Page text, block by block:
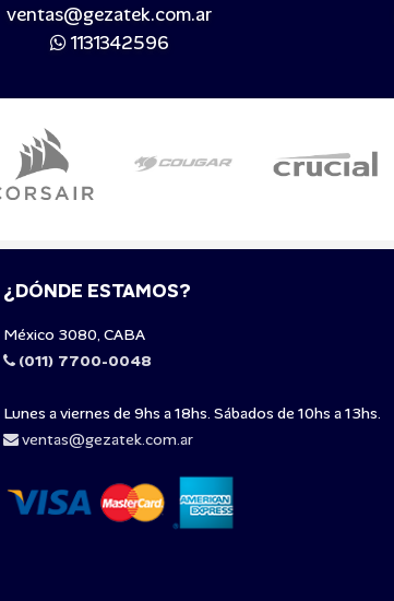
ventas@gezatek.com.ar
1131342596
¿DÓNDE ESTAMOS?
México 3080, CABA
(011) 7700-0048
Lunes a viernes de 9hs a 18hs. Sábados de 10hs a 13hs.
ventas@gezatek.com.ar